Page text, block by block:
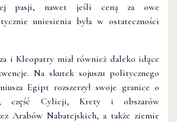
jej pasji, nawet jeśli ceną za owe
uniesienia była w ostateczności
i Kleopatry miał również daleko idące
Na skutek sojuszu politycznego
Egipt rozszerzył swoje granice o
część Cylicji, Krety i obszarów
Arabów Nabatejskich, a także ziemie